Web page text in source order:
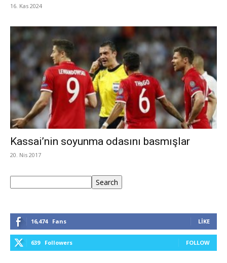
16. Kas 2024
Kassai’nin soyunma odasını basmışlar
20. Nis 2017
Search
16,474 Fans LIKE
639 Followers FOLLOW